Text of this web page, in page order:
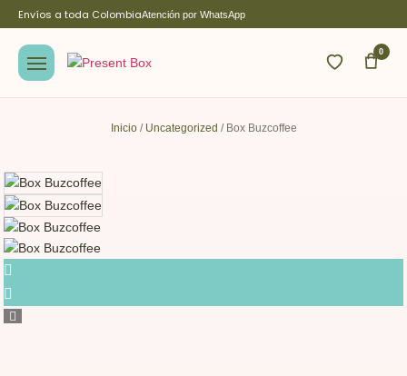
Envíos a toda ColombiaAtención por WhatsApp
0
Inicio/ Uncategorized / Box Buzcoffee